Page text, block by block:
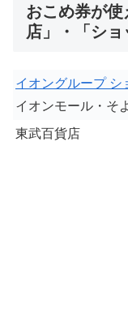
おこめ券が
店」・「シ
イオングループ シ
イオンモール・そ
東武百貨店